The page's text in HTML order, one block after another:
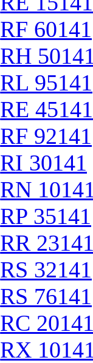
RF 60141
RH
RL 95141
RE 45141
RF 92141
RI 30141
RN
RP 35141
RR
RS 32141
RS 76141
RC
RX